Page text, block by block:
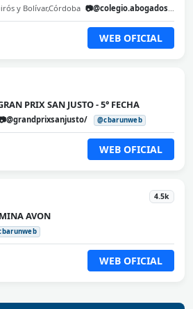
y Bolívar,Córdoba 📷@colegio.abogados.cordoba
WEB OFICIAL
PRIX SAN JUSTO - 5° FECHA
@cbarunweb
WEB OFICIAL
4.5k
AVON
WEB OFICIAL